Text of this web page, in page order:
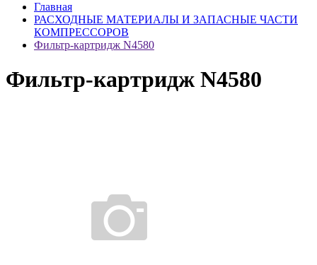
Главная
РАСХОДНЫЕ МАТЕРИАЛЫ И ЗАПАСНЫЕ ЧАСТИ
КОМПРЕССОРОВ
Фильтр-картридж N4580
Фильтр-картридж N4580